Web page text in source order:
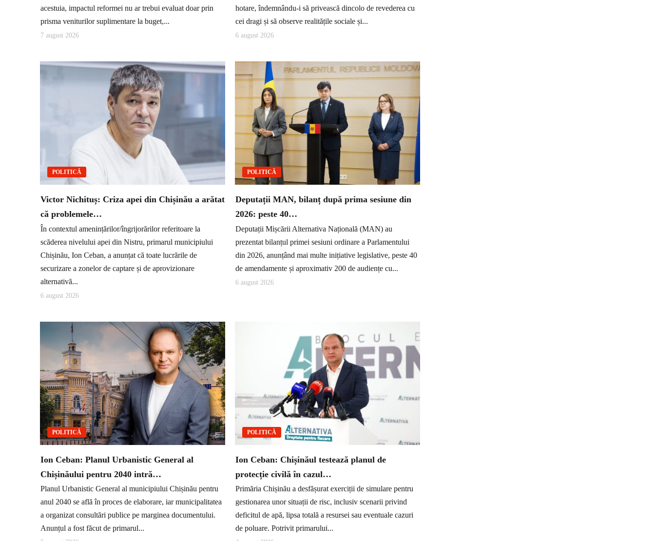
acestuia, impactul reformei nu ar trebui evaluat doar prin
prisma veniturilor suplimentare la buget,...
7 august 2026
hotare, îndemnându-i să privească dincolo de revederea cu
cei dragi și să observe realitățile sociale și...
6 august 2026
POLITICĂ
Victor Nichituș: Criza apei din Chișinău a arătat
că problemele…
În contextul amenințărilor/îngrijorărilor referitoare la
scăderea nivelului apei din Nistru, primarul municipiului
Chișinău, Ion Ceban, a anunțat că toate lucrările de
securizare a zonelor de captare și de aprovizionare
alternativă...
6 august 2026
POLITICĂ
Deputații MAN, bilanț după prima sesiune din
2026: peste 40…
Deputații Mișcării Alternativa Națională (MAN) au
prezentat bilanțul primei sesiuni ordinare a Parlamentului
din 2026, anunțând mai multe inițiative legislative, peste 40
de amendamente și aproximativ 200 de audiențe cu...
6 august 2026
POLITICĂ
Ion Ceban: Planul Urbanistic General al
Chișinăului pentru 2040 intră…
Planul Urbanistic General al municipiului Chișinău pentru
anul 2040 se află în proces de elaborare, iar municipalitatea
a organizat consultări publice pe marginea documentului.
Anunțul a fost făcut de primarul...
POLITICĂ
Ion Ceban: Chișinăul testează planul de
protecție civilă în cazul…
Primăria Chișinău a desfășurat exerciții de simulare pentru
gestionarea unor situații de risc, inclusiv scenarii privind
deficitul de apă, lipsa totală a resursei sau eventuale cazuri
de poluare. Potrivit primarului...